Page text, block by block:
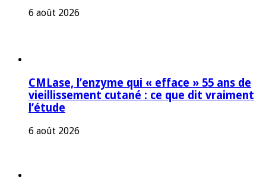
6 août 2026
CMLase, l’enzyme qui « efface » 55 ans de
vieillissement cutané : ce que dit vraiment
l’étude
6 août 2026